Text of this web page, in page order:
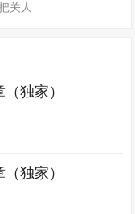
关人
独家）
独家）